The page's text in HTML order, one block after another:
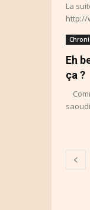
La
http://
Eh
ça ?